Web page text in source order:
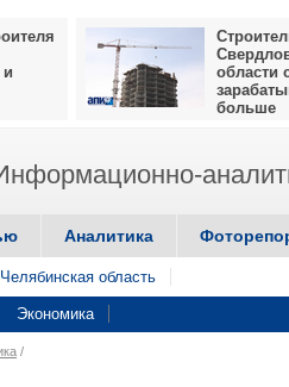
и
области
больше
Аналитика
Челябинская область
Экономика
/